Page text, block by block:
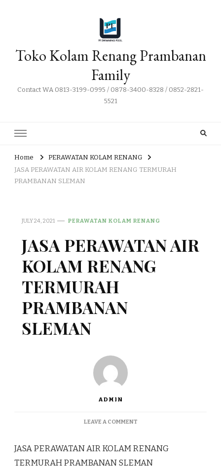
Toko Kolam Renang Prambanan
Family
Contact WA 0813-3199-0995 / 0878-3400-8328 / 0852-2821-
5521
Home
PERAWATAN KOLAM RENANG
JASA PERAWATAN AIR KOLAM RENANG TERMURAH
PRAMBANAN SLEMAN
JULY 24, 2021 PERAWATAN KOLAM RENANG
JASA PERAWATAN AIR
KOLAM RENANG
TERMURAH
PRAMBANAN
SLEMAN
ADMIN
LEAVE A COMMENTON
AIR
KOLAM
JASA PERAWATAN AIR KOLAM RENANG
TERMURAH PRAMBANAN SLEMAN